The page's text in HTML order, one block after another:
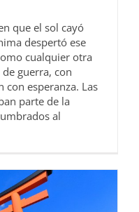
que el sol cayó
despertó ese
cualquier otra
guerra, con
esperanza. Las
parte de la
al